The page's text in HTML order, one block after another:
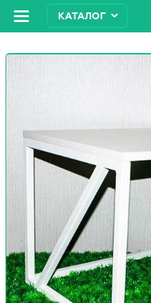
КАТАЛОГ